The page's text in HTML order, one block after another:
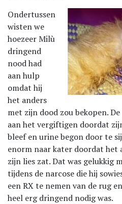
Ondertussen
wisten we
hoezeer Milù
dringend
nood had
aan hulp
omdat hij
het anders
met zijn dood zou bekopen.
aan het vergiftigen doordat
bleef en urine begon door te
enorm naar kater doordat het
zijn lies zat. Dat was gelukkig
tijdens de narcose die hij
een RX te nemen van de rug
heel erg dringend nodig was.